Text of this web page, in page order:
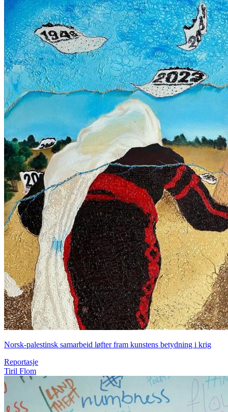
Norsk-palestinsk samarbeid løfter fram kunstens betydning i krig
Reportasje
Tiril Flom